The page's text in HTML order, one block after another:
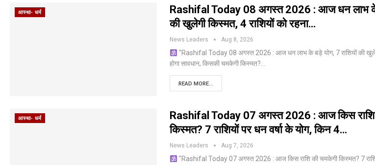
आस्था- धर्म
Rashifal Today 08 अगस्त 2026 : आज धन लाभ के
की खुलेगी किस्मत, 4 राशियों को रहना…
News Leaders Aug 8, 2026
"Rashifal Today 08 अगस्त 2026 : आज धन लाभ के बड़े योग, 7 राशियों की
होगा सावधान, किसकी चमकेगी किस्मत?…
READ MORE...
आस्था- धर्म
Rashifal Today 07 अगस्त 2026 : आज किस राशि
किस्मत? 7 राशियों पर धन वर्षा के योग, किन 4…
News Leaders Aug 7, 2026
"Rashifal Today 07 अगस्त 2026 : आज किस राशि की चमकेगी किस्मत? 7